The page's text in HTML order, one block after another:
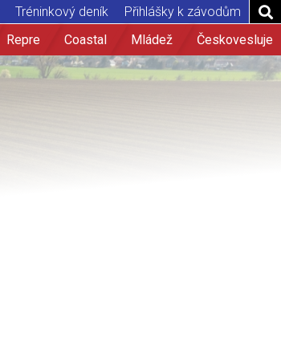
Tréninkový deník
Přihlášky k závodům
Repre Coastal Mládež Českovesluje